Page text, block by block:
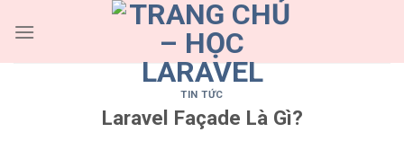
TIN TỨC
Laravel Façade Là Gì?